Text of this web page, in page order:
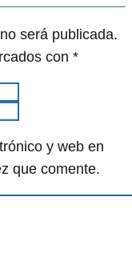
será publicada.
con *
y web en
que comente.